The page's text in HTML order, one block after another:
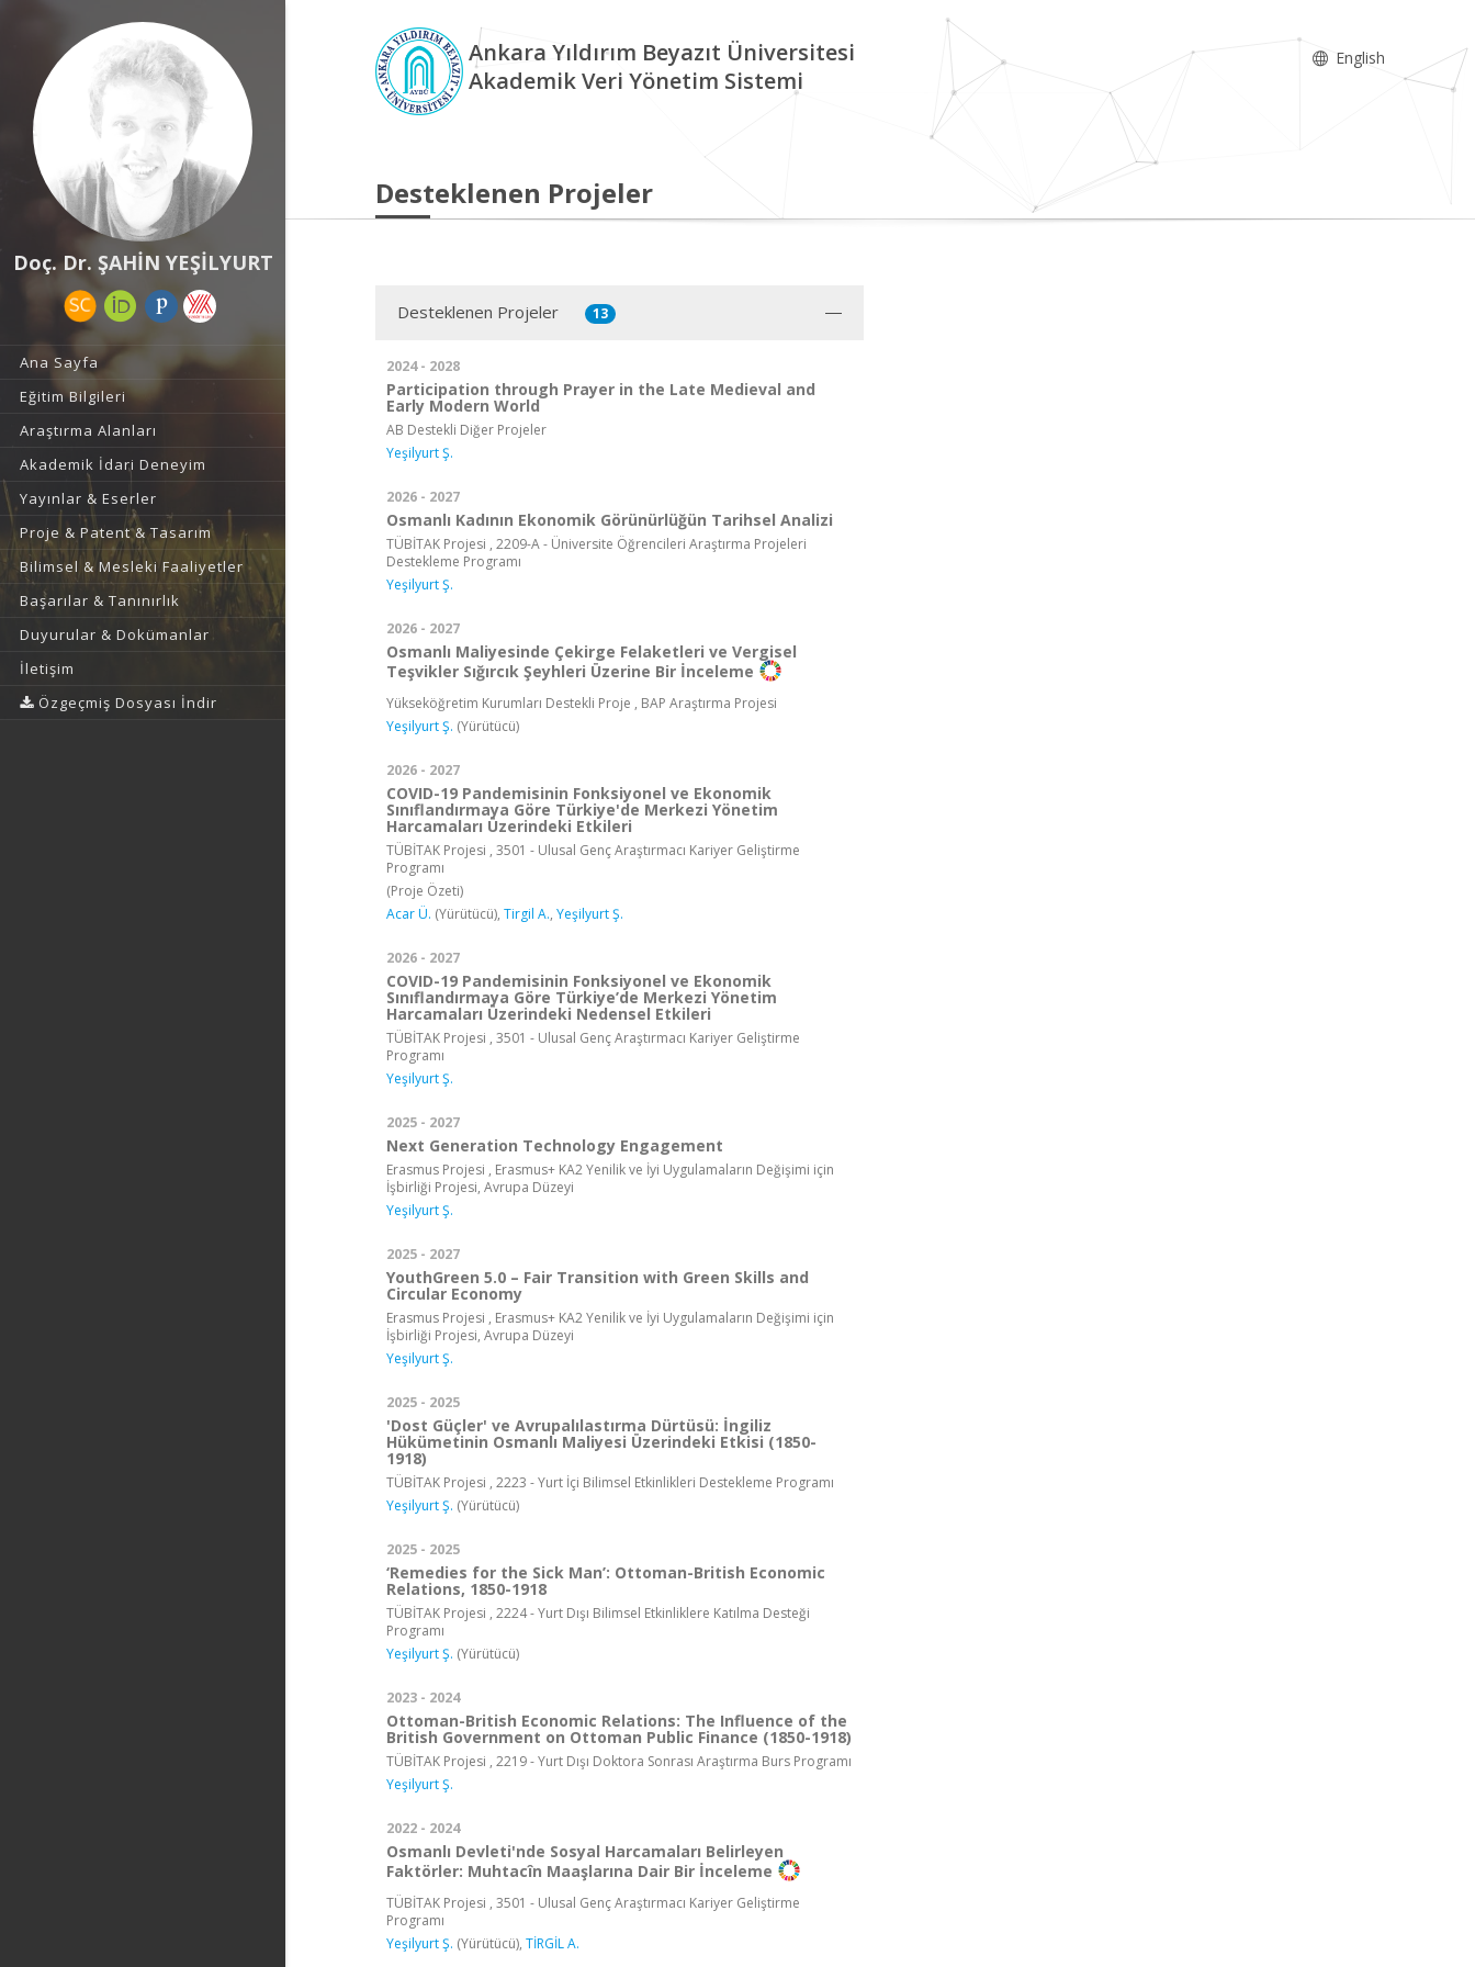
Doç. Dr. ŞAHİN YEŞİLYURT
Ana Sayfa
Eğitim Bilgileri
Araştırma Alanları
Akademik İdari Deneyim
Yayınlar & Eserler
Proje & Patent & Tasarım
Bilimsel & Mesleki Faaliyetler
Başarılar & Tanınırlık
Duyurular & Dokümanlar
İletişim
Özgeçmiş Dosyası İndir
Ankara Yıldırım Beyazıt Üniversitesi
Akademik Veri Yönetim Sistemi
English
Desteklenen Projeler
Desteklenen Projeler 13
2024 - 2028
Participation through Prayer in the Late Medieval and
Early Modern World
AB Destekli Diğer Projeler
Yeşilyurt Ş.
2026 - 2027
Osmanlı Kadının Ekonomik Görünürlüğün Tarihsel Analizi
TÜBİTAK Projesi , 2209-A - Üniversite Öğrencileri Araştırma Projeleri
Destekleme Programı
Yeşilyurt Ş.
2026 - 2027
Osmanlı Maliyesinde Çekirge Felaketleri ve Vergisel
Teşvikler Sığırcık Şeyhleri Üzerine Bir İnceleme
Yükseköğretim Kurumları Destekli Proje , BAP Araştırma Projesi
Yeşilyurt Ş. (Yürütücü)
2026 - 2027
COVID-19 Pandemisinin Fonksiyonel ve Ekonomik
Sınıflandırmaya Göre Türkiye'de Merkezi Yönetim
Harcamaları Üzerindeki Etkileri
TÜBİTAK Projesi , 3501 - Ulusal Genç Araştırmacı Kariyer Geliştirme
Programı
(Proje Özeti)
Acar Ü. (Yürütücü), Tirgil A., Yeşilyurt Ş.
2026 - 2027
COVID-19 Pandemisinin Fonksiyonel ve Ekonomik
Sınıflandırmaya Göre Türkiye’de Merkezi Yönetim
Harcamaları Üzerindeki Nedensel Etkileri
TÜBİTAK Projesi , 3501 - Ulusal Genç Araştırmacı Kariyer Geliştirme
Programı
Yeşilyurt Ş.
2025 - 2027
Next Generation Technology Engagement
Erasmus Projesi , Erasmus+ KA2 Yenilik ve İyi Uygulamaların Değişimi için
İşbirliği Projesi, Avrupa Düzeyi
Yeşilyurt Ş.
2025 - 2027
YouthGreen 5.0 – Fair Transition with Green Skills and
Circular Economy
Erasmus Projesi , Erasmus+ KA2 Yenilik ve İyi Uygulamaların Değişimi için
İşbirliği Projesi, Avrupa Düzeyi
Yeşilyurt Ş.
2025 - 2025
'Dost Güçler' ve Avrupalılastırma Dürtüsü: İngiliz
Hükümetinin Osmanlı Maliyesi Üzerindeki Etkisi (1850-
1918)
TÜBİTAK Projesi , 2223 - Yurt İçi Bilimsel Etkinlikleri Destekleme Programı
Yeşilyurt Ş. (Yürütücü)
2025 - 2025
‘Remedies for the Sick Man’: Ottoman-British Economic
Relations, 1850-1918
TÜBİTAK Projesi , 2224 - Yurt Dışı Bilimsel Etkinliklere Katılma Desteği
Programı
Yeşilyurt Ş. (Yürütücü)
2023 - 2024
Ottoman-British Economic Relations: The Influence of the
British Government on Ottoman Public Finance (1850-1918)
TÜBİTAK Projesi , 2219 - Yurt Dışı Doktora Sonrası Araştırma Burs Programı
Yeşilyurt Ş.
2022 - 2024
Osmanlı Devleti'nde Sosyal Harcamaları Belirleyen
Faktörler: Muhtacîn Maaşlarına Dair Bir İnceleme
TÜBİTAK Projesi , 3501 - Ulusal Genç Araştırmacı Kariyer Geliştirme
Programı
Yeşilyurt Ş. (Yürütücü), TİRGİL A.